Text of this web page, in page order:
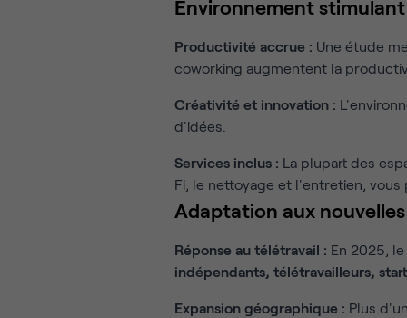
Environnement stimulant
Productivité accrue : Une étude
coworking augmentent la
Créativité et innovation :
d'idées.
Services inclus : La plupart des
Fi, le nettoyage et l'entretien,
Adaptation aux
Réponse au télétravail : En 2025, le
indépendants, télétravailleurs,
Expansion géographique : Plus